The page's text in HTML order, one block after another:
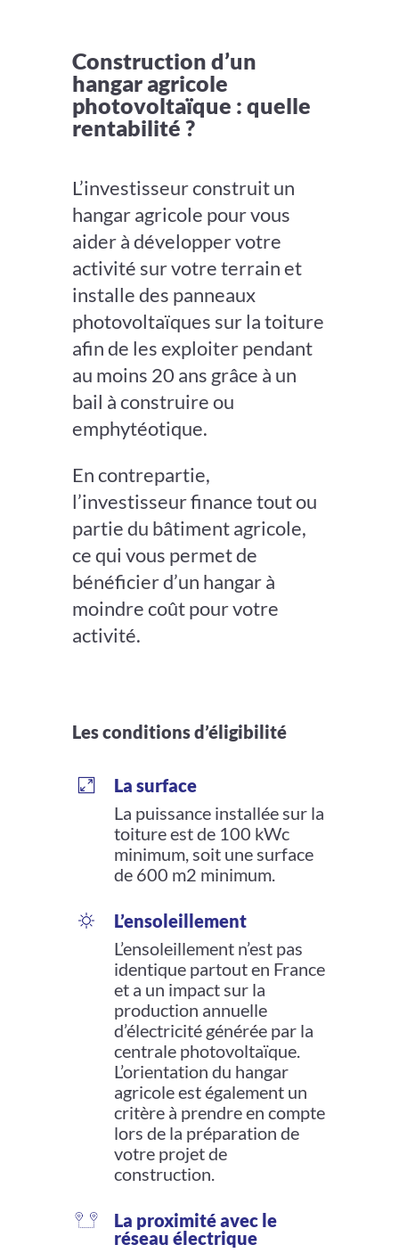
Construction d’un
hangar agricole
photovoltaïque : quelle
rentabilité ?
L’investisseur construit un
hangar agricole pour vous
aider à développer votre
activité sur votre terrain et
installe des panneaux
photovoltaïques sur la toiture
afin de les exploiter pendant
au moins 20 ans grâce à un
bail à construire ou
emphytéotique.
En contrepartie,
l’investisseur finance tout ou
partie du bâtiment agricole,
ce qui vous permet de
bénéficier d’un hangar à
moindre coût pour votre
activité.
Les conditions d’éligibilité
La surface
La puissance installée sur la
toiture est de 100 kWc
minimum, soit une surface
de 600 m2 minimum.
L’ensoleillement
L’ensoleillement n’est pas
identique partout en France
et a un impact sur la
production annuelle
d’électricité générée par la
centrale photovoltaïque.
L’orientation du hangar
agricole est également un
critère à prendre en compte
lors de la préparation de
votre projet de
construction.
La proximité avec le
réseau électrique